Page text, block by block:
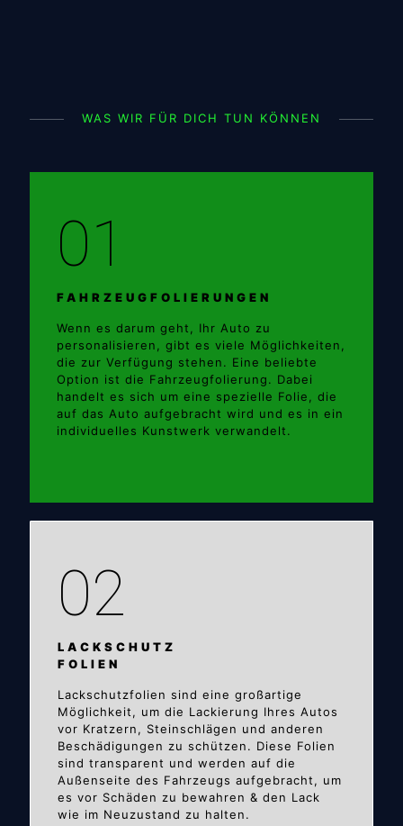
WAS WIR FÜR DICH TUN KÖNNEN
01
FAHRZEUGFOLIERUNGEN
Wenn es darum geht, Ihr Auto zu
personalisieren, gibt es viele Möglichkeiten,
die zur Verfügung stehen. Eine beliebte
Option ist die Fahrzeugfolierung. Dabei
handelt es sich um eine spezielle Folie, die
auf das Auto aufgebracht wird und es in ein
individuelles Kunstwerk verwandelt.
02
LACKSCHUTZ
FOLIEN
Lackschutzfolien sind eine großartige
Möglichkeit, um die Lackierung Ihres Autos
vor Kratzern, Steinschlägen und anderen
Beschädigungen zu schützen. Diese Folien
sind transparent und werden auf die
Außenseite des Fahrzeugs aufgebracht, um
es vor Schäden zu bewahren & den Lack
wie im Neuzustand zu halten.